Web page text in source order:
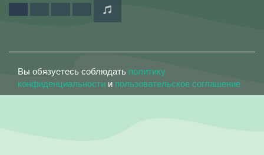
Вы обязуетесь соблюдать политику
конфиденциальности и пользовательское соглашение